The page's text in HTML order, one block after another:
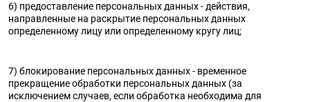
6) предоставление персональных данных - действия,
направленные на раскрытие персональных данных
определенному лицу или определенному кругу лиц;
7) блокирование персональных данных - временное
прекращение обработки персональных данных (за
исключением случаев, если обработка необходима для